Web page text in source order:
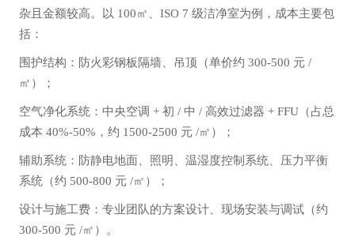
杂且金额较高。以 100㎡、ISO 7 级洁净室为例，成本主要包
括：
围护结构：防火彩钢板隔墙、吊顶（单价约 300-500 元 /
㎡）；
空气净化系统：中央空调 + 初 / 中 / 高效过滤器 + FFU（占总
成本 40%-50%，约 1500-2500 元 /㎡）；
辅助系统：防静电地面、照明、温湿度控制系统、压力平衡
系统（约 500-800 元 /㎡）；
设计与施工费：专业团队的方案设计、现场安装与调试（约
300-500 元 /㎡）。